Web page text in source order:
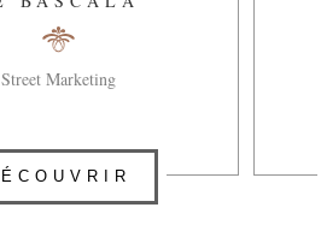
Street Marketing